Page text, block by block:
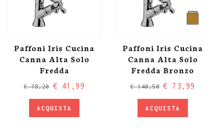
Paffoni Iris Cucina
Canna Alta Solo
Fredda
€ 78,20 € 41,99
ACQUISTA
Paffoni Iris Cucina
Canna Alta Solo
Fredda Bronzo
€ 140,50 € 73,99
ACQUISTA